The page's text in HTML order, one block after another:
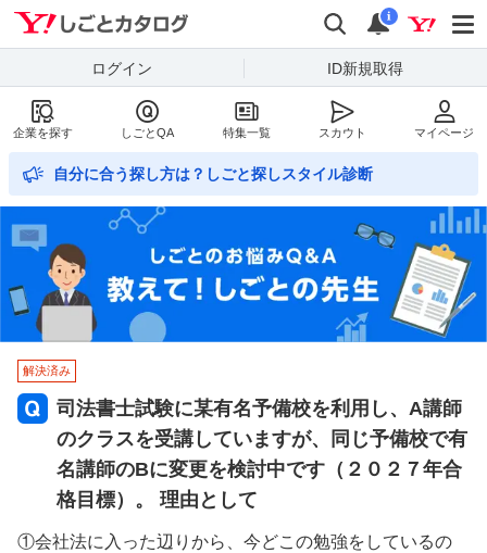
Yahoo!しごとカタログ
検索
通知
i
ログイン ID新規取得
企業を探す しごとQA 特集一覧 スカウト マイページ
自分に合う探し方は？しごと探しスタイル診断
解決済み
司法書士試験に某有名予備校を利用し、A講師
のクラスを受講していますが、同じ予備校で有
名講師のBに変更を検討中です（２０２７年合
格目標）。 理由として
①会社法に入った辺りから、今どこの勉強をしているの